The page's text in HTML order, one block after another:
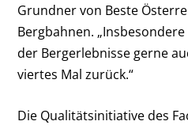
Grundner von Beste
Bergbahnen.
der Bergerlebnisse gerne
viertes Mal zurück.“
Die Qualitätsinitiative des